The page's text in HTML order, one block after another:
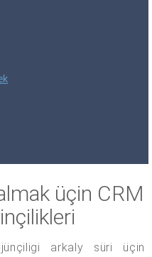
üçin CRM
arkaly süri üçin